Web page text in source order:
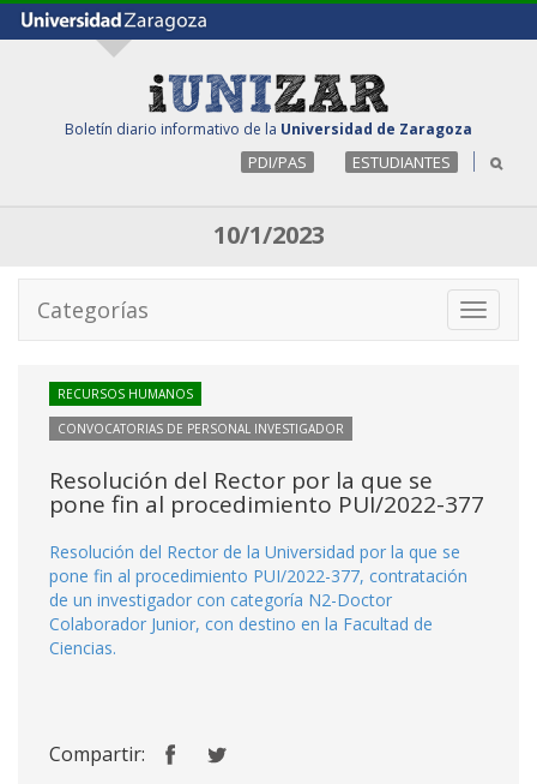
Boletín diario informativo de la Universidad de Zaragoza
PDI/PAS ESTUDIANTES
10/1/2023
Toggle
Categorías
RECURSOS HUMANOS
CONVOCATORIAS DE PERSONAL INVESTIGADOR
Resolución del Rector por la que se
pone fin al procedimiento PUI/2022-377
Resolución del Rector de la Universidad por la que se
pone fin al procedimiento PUI/2022-377, contratación
de un investigador con categoría N2-Doctor
Colaborador Junior, con destino en la Facultad de
Ciencias.
Compartir: